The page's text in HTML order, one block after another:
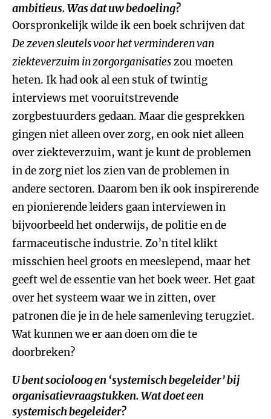
ambitieus. Was dat uw bedoeling?
Oorspronkelijk wilde ik een boek schrijven dat
De zeven sleutels voor het verminderen van
ziekteverzuim in zorgorganisatieszou moeten
heten. Ik had ook al een stuk of twintig
interviews met vooruitstrevende
zorgbestuurders gedaan. Maar die gesprekken
gingen niet alleen over zorg, en ook niet alleen
over ziekteverzuim, want je kunt de problemen
in de zorg niet los zien van de problemen in
andere sectoren. Daarom ben ik ook inspirerende
en pionierende leiders gaan interviewen in
bijvoorbeeld het onderwijs, de politie en de
farmaceutische industrie. Zo’n titel klikt
misschien heel groots en meeslepend, maar het
geeft wel de essentie van het boek weer. Het gaat
over het systeem waar we in zitten, over
patronen die je in de hele samenleving terugziet.
Wat kunnen we er aan doen om die te
doorbreken?
U bent socioloog en ‘systemisch begeleider’ bij
organisatievraagstukken. Wat doet een
systemisch begeleider?